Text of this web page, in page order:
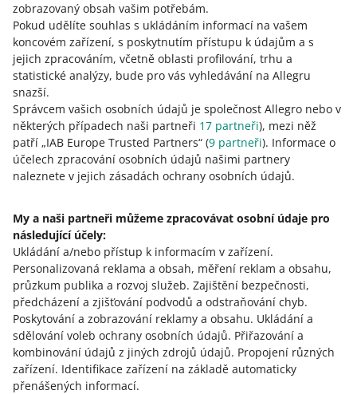
zobrazovaný obsah vašim potřebám.
Pokud udělíte souhlas s ukládáním informací na vašem
koncovém zařízení, s poskytnutím přístupu k údajům a s
jejich zpracováním, včetně oblasti profilování, trhu a
statistické analýzy, bude pro vás vyhledávání na Allegru
snazší.
Správcem vašich osobních údajů je společnost Allegro nebo v
některých případech naši partneři 17 partneři), mezi něž
patří „IAB Europe Trusted Partners“ (9 partneři). Informace o
účelech zpracování osobních údajů našimi partnery
naleznete v jejich zásadách ochrany osobních údajů.
My a naši partneři můžeme zpracovávat osobní údaje pro
následující účely:
Ukládání a/nebo přístup k informacím v zařízení.
Personalizovaná reklama a obsah, měření reklam a obsahu,
průzkum publika a rozvoj služeb. Zajištění bezpečnosti,
předcházení a zjišťování podvodů a odstraňování chyb.
Poskytování a zobrazování reklamy a obsahu. Ukládání a
sdělování voleb ochrany osobních údajů. Přiřazování a
kombinování údajů z jiných zdrojů údajů. Propojení různých
zařízení. Identifikace zařízení na základě automaticky
přenášených informací.
Změnili jsme vzhled vašich ceníků dopravy s
elektronickou zásilkou (na e-mail)
1. června 2026 v 15:38
Podívejte se, co to pro vás znamená.
Ode dneška můžete vytvářet ceníky pouze novým
způsobem
28. května 2026 v 15:47
Chceme, aby správa vašich ceníků byla ještě jednodušší
designu a funkčnosti.
1. června změníme design vašich ceníků dopravy s
elektronickou zásilkou (na e-mail)
18. května 2026 v 12:14
Podívejte se, co to pro vás znamená.
VIZ STARŠÍ